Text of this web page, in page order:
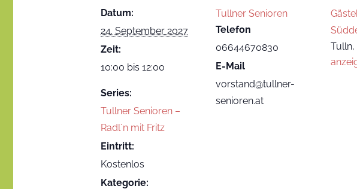
Datum:
24. September 2027
Zeit:
10:00 bis 12:00
Series:
Tullner Senioren –
Radl´n mit Fritz
Eintritt:
Kostenlos
Kategorie:
Tullner Senioren
Telefon
06644670830
E-Mail
vorstand@tullner-
senioren.at
Tulln,